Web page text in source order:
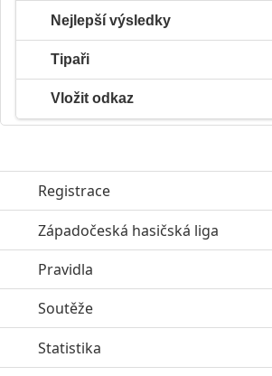
Nejlepší výsledky
Tipaři
Vložit odkaz
Registrace
Západočeská hasičská liga click
Pravidla
Soutěže
Statistika